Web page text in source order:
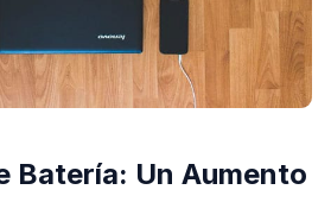
Batería: Un Aumento